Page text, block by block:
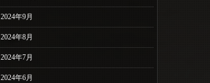
2024年9月
2024年8月
2024年7月
2024年6月